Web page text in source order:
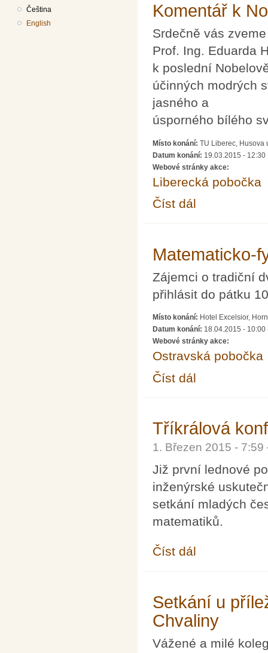
Čeština
English
Komentář k
Srdečně vás
Prof. Ing. Eduarda
k poslední
účinných modrých
jasného a
úsporného bílého
Místo konání: TU Liberec, Husova
Datum konání: 19.03.2015 - 12:30
Webové stránky akce:
Liberecká pobočka
Číst dál
Matematicko-
Zájemci o tradiční
přihlásit do pátku
Místo konání: Hotel Excelsior,
Datum konání: 18.04.2015 - 10:00
Webové stránky akce:
Ostravská pobočka
Číst dál
Tříkrálová
1. Březen 2015 -
Již první lednové
inženýrské
setkání mladých
matematiků.
Číst dál
Setkání u
Chvaliny
Vážené a milé